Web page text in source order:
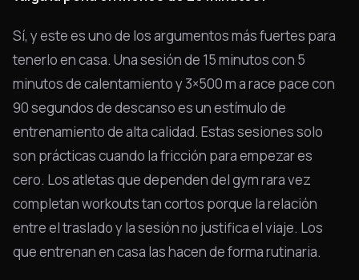
Sí, y este es uno de los argumentos más fuertes para
tenerlo en casa. Una sesión de 15 minutos con 5
minutos de calentamiento y 3×500 m a race pace con
90 segundos de descanso es un estímulo de
entrenamiento de alta calidad. Estas sesiones solo
son prácticas cuando la fricción para empezar es
cero. Los atletas que dependen del gym rara vez
completan workouts tan cortos porque la relación
entre el traslado y la sesión no justifica el viaje. Los
que entrenan en casa las hacen de forma rutinaria.